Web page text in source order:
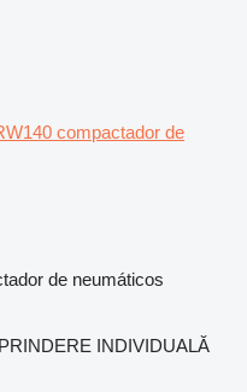
compactador de
de neumáticos
INDIVIDUALĂ